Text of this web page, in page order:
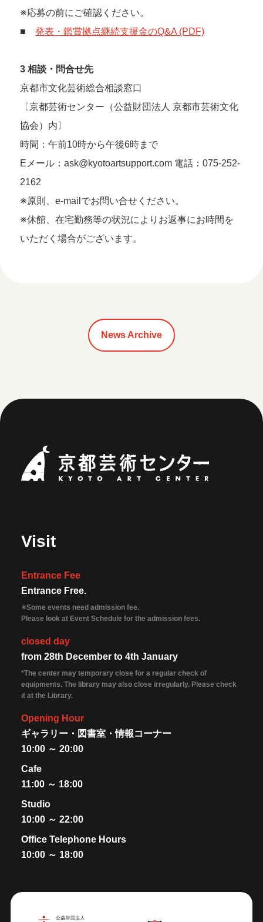
※応募の前にご確認ください。
■発表・鑑賞拠点継続支援金のQ&A (PDF)
3 相談・問合せ先
京都市文化芸術総合相談窓口
〔京都芸術センター（公益財団法人 京都市芸術文化
協会）内〕
時間：午前10時から午後6時まで
Eメール：ask@kyotoartsupport.com 電話：075-252-
2162
※原則、e-mailでお問い合せください。
※休館、在宅勤務等の状況によりお返事にお時間を
いただく場合がございます。
News Archive
Visit
Entrance Fee
Entrance Free.
※Some events need admission fee.
Please look at Event Schedule for the admission fees.
closed day
from 28th December to 4th January
*The center may temporary close for a regular check of
equipments. The library may also close irregularly. Please check
it at the Library.
Opening Hour
ギャラリー・図書室・情報コーナー
10:00 ～ 20:00
Cafe
11:00 ～ 18:00
Studio
10:00 ～ 22:00
Office Telephone Hours
10:00 ～ 18:00